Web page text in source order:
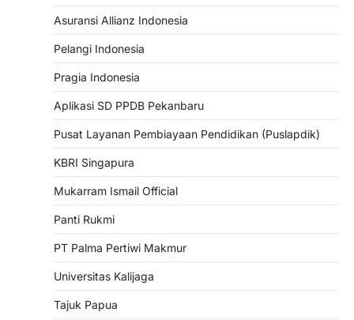
Asuransi Allianz Indonesia
Pelangi Indonesia
Pragia Indonesia
Aplikasi SD PPDB Pekanbaru
Pusat Layanan Pembiayaan Pendidikan (Puslapdik)
KBRI Singapura
Mukarram Ismail Official
Panti Rukmi
PT Palma Pertiwi Makmur
Universitas Kalijaga
Tajuk Papua